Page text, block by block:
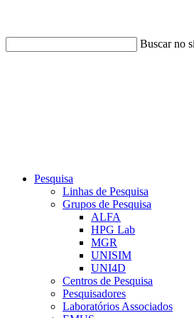
Buscar no
Pesquisa
Linhas de Pesquisa
Grupos de Pesquisa
ALFA
HPG Lab
MGR
UNISIM
UNI4D
Centros de Pesquisa
Pesquisadores
Laboratórios Associados